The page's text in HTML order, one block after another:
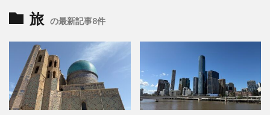
旅 の最新記事8件